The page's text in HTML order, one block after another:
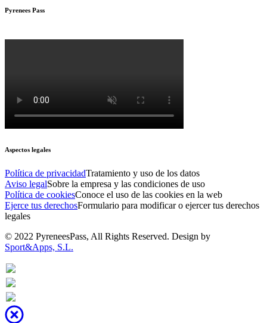
Pyrenees Pass
Aspectos legales
Política de privacidadTratamiento y uso de los datos
Aviso legalSobre la empresa y las condiciones de uso
Política de cookiesConoce el uso de las cookies en la web
Ejerce tus derechosFormulario para modificar o ejercer tus derechos
legales
© 2022 PyreneesPass, All Rights Reserved. Design by
Sport&Apps, S.L.